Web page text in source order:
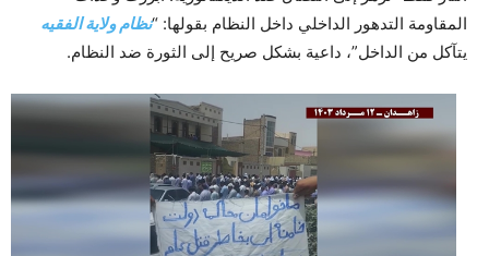
المقاومة التدهور الداخلي داخل النظام بقولها: “نظام ولاية الفقيه
يتآكل من الداخل”، داعية بشكل صريح إلى الثورة ضد النظام.